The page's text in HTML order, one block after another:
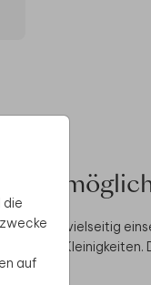
die
auf
ist vielseitig
andere Kleinigkeiten.